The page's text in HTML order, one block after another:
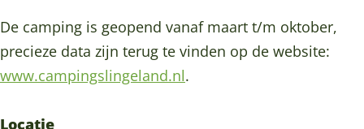
d n
d
De camping is geopend vanaf maart t/m oktober,
precieze data zijn terug te vinden op de website:
www.campingslingeland.nl.
Locatie